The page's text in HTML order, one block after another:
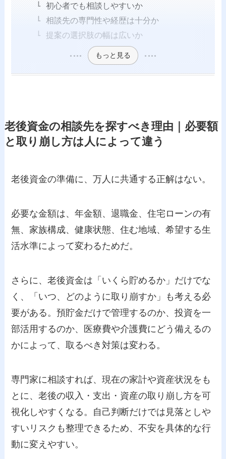
初心者でも相談しやすいか
相談先の専門性や経歴は十分か
提案の選択肢の幅は広いか
もっと見る
老後資金の相談先を探すべき理由｜必要額
と取り崩し方は人によって違う
老後資金の準備に、万人に共通する正解はない。
必要な金額は、年金額、退職金、住宅ローンの有
無、家族構成、健康状態、住む地域、希望する生
活水準によって変わるためだ。
さらに、老後資金は「いくら貯めるか」だけでな
く、「いつ、どのように取り崩すか」も考える必
要がある。預貯金だけで管理するのか、投資を一
部活用するのか、医療費や介護費にどう備えるの
かによって、取るべき対策は変わる。
専門家に相談すれば、現在の家計や資産状況をも
とに、老後の収入・支出・資産の取り崩し方を可
視化しやすくなる。自己判断だけでは見落としや
すいリスクも整理できるため、不安を具体的な行
動に変えやすい。